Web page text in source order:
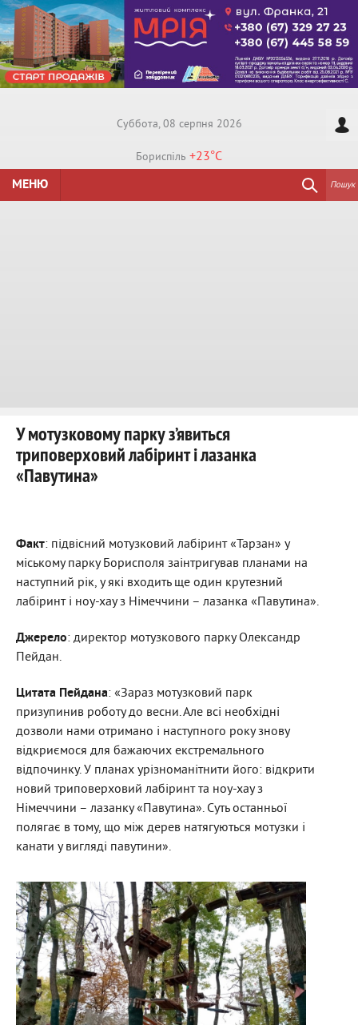
Суббота, 08 серпня 2026
Бориспiль +23°C
МЕНЮ
Пошук
У мотузковому парку з’явиться
триповерховий лабіринт і лазанка
«Павутина»
Факт: підвісний мотузковий лабіринт «Тарзан» у
міському парку Борисполя заінтригував планами на
наступний рік, у які входить ще один крутезний
лабіринт і ноу-хау з Німеччини – лазанка «Павутина».
Джерело: директор мотузкового парку Олександр
Пейдан.
Цитата Пейдана: «Зараз мотузковий парк
призупинив роботу до весни. Але всі необхідні
дозволи нами отримано і наступного року знову
відкриємося для бажаючих екстремального
відпочинку. У планах урізноманітнити його: відкрити
новий триповерховий лабіринт та ноу-хау з
Німеччини – лазанку «Павутина». Суть останньої
полягає в тому, що між дерев натягуються мотузки і
канати у вигляді павутини».